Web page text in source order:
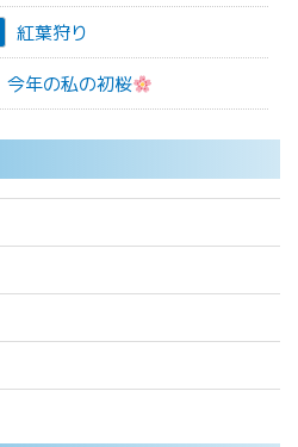
紅葉狩り
今年の私の初桜